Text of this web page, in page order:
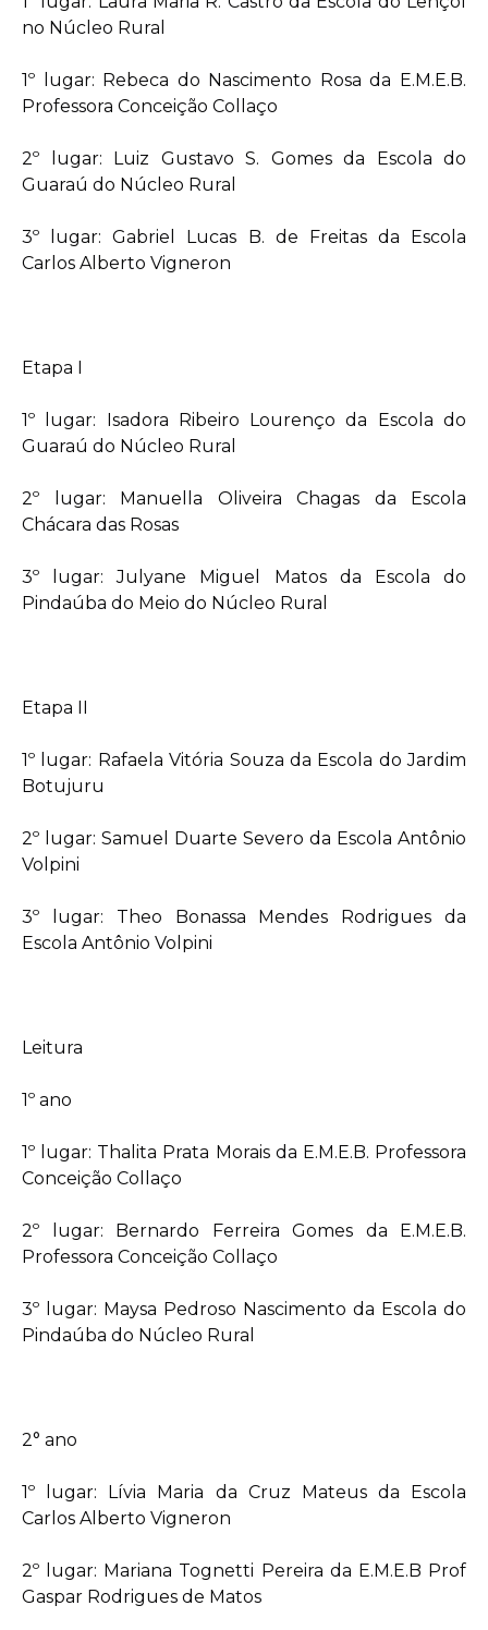
no Núcleo Rural
1º lugar: Rebeca do Nascimento Rosa da E.M.E.B.
Professora Conceição Collaço
2º lugar: Luiz Gustavo S. Gomes da Escola do
Guaraú do Núcleo Rural
3º lugar: Gabriel Lucas B. de Freitas da Escola
Carlos Alberto Vigneron
Etapa I
1º lugar: Isadora Ribeiro Lourenço da Escola do
Guaraú do Núcleo Rural
2º lugar: Manuella Oliveira Chagas da Escola
Chácara das Rosas
3º lugar: Julyane Miguel Matos da Escola do
Pindaúba do Meio do Núcleo Rural
Etapa II
1º lugar: Rafaela Vitória Souza da Escola do Jardim
Botujuru
2º lugar: Samuel Duarte Severo da Escola Antônio
Volpini
3º lugar: Theo Bonassa Mendes Rodrigues da
Escola Antônio Volpini
Leitura
1º ano
1º lugar: Thalita Prata Morais da E.M.E.B. Professora
Conceição Collaço
2º lugar: Bernardo Ferreira Gomes da E.M.E.B.
Professora Conceição Collaço
3º lugar: Maysa Pedroso Nascimento da Escola do
Pindaúba do Núcleo Rural
2° ano
1º lugar: Lívia Maria da Cruz Mateus da Escola
Carlos Alberto Vigneron
2º lugar: Mariana Tognetti Pereira da E.M.E.B Prof
Gaspar Rodrigues de Matos